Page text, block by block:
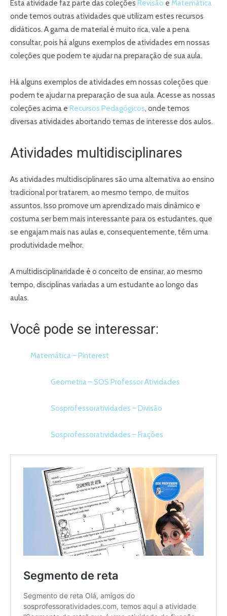
Esta atividade faz parte das coleções Revisão e Matemática
onde temos outras atividades que utilizam estes recursos
didáticos. A gama de material é muito rica, vale a pena
consultar, pois há alguns exemplos de atividades em nossas
coleções que podem te ajudar na preparação de sua aula.
Há alguns exemplos de atividades em nossas coleções que
podem te ajudar na preparação de sua aula. Acesse as nossas
coleções acima e Recursos Pedagógicos, onde temos
diversas atividades abortando temas de interesse dos aulos.
Atividades multidisciplinares
As atividades multidisciplinares são uma alternativa ao ensino
tradicional por tratarem, ao mesmo tempo, de muitos
assuntos. Isso promove um aprendizado mais dinâmico e
costuma ser bem mais interessante para os estudantes, que
se engajam mais nas aulas e, consequentemente, têm uma
produtividade melhor.
A multidisciplinaridade é o conceito de ensinar, ao mesmo
tempo, disciplinas variadas a um estudante ao longo das
aulas.
Você pode se interessar:
Matemática – Pinterest
Geometria – SOS Professor Atividades
Sosprofessoratividades – Divisão
Sosprofessoratividades – Frações